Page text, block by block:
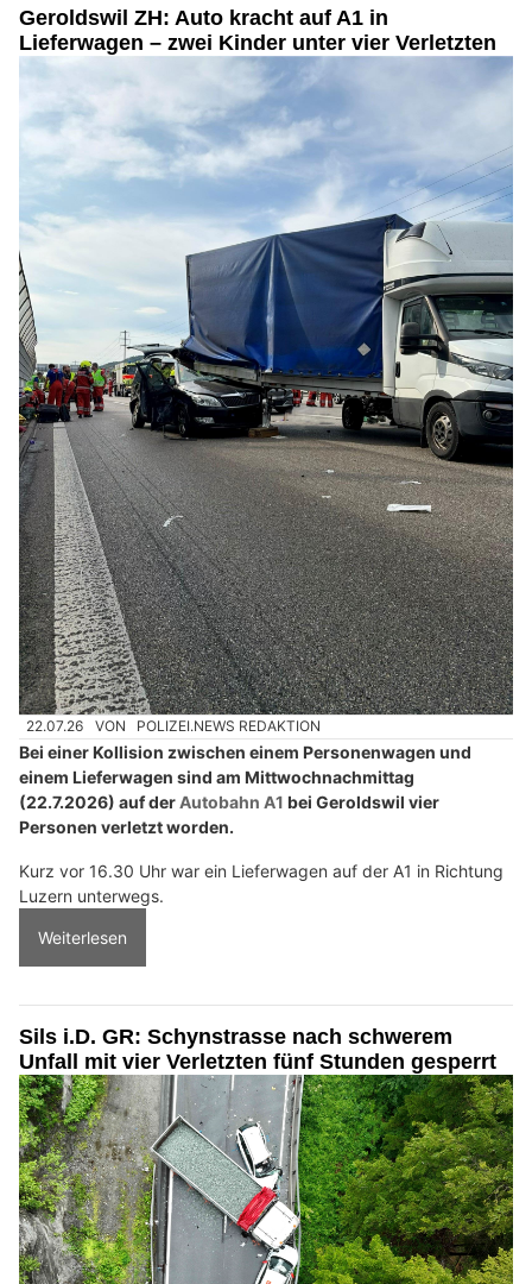
Geroldswil ZH: Auto kracht auf A1 in
Lieferwagen – zwei Kinder unter vier Verletzten
22.07.26 VON POLIZEI.NEWS REDAKTION
Bei einer Kollision zwischen einem Personenwagen und
einem Lieferwagen sind am Mittwochnachmittag
(22.7.2026) auf derAutobahn A1 bei Geroldswil vier
Personen verletzt worden.
Kurz vor 16.30 Uhr war ein Lieferwagen auf der A1 in Richtung
Luzern unterwegs.
Weiterlesen
Sils i.D. GR: Schynstrasse nach schwerem
Unfall mit vier Verletzten fünf Stunden gesperrt